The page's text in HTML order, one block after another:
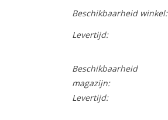
Beschikbaarheid winkel:
Levertijd:
Beschikbaarheid
magazijn:
Levertijd: